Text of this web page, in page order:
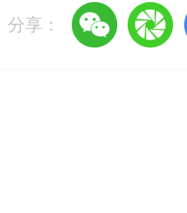
才交流服务中心
分享：